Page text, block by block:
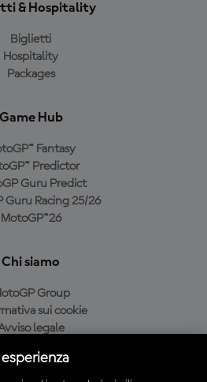
& Hospitality
Biglietti
Hospitality
Packages
Game Hub
Fantasy
Predictor
Guru Predict
Guru Racing 25/26
MotoGP™26
Chi siamo
Group
sui cookie
legale
di acquisto